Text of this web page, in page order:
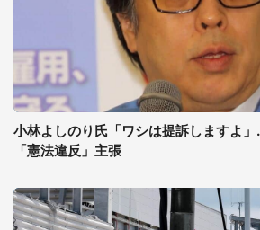
小林よしのり氏「ワシは提訴しますよ
「憲法違反」主張